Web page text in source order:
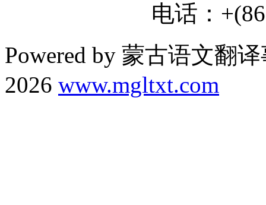
电话：
Powered by 蒙古语文翻
2026 www.mgltxt.com